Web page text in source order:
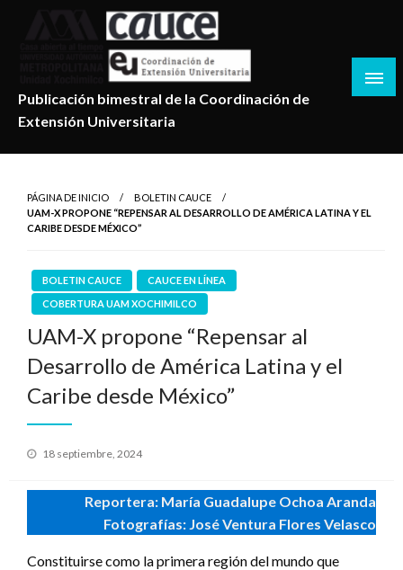
Publicación bimestral de la Coordinación de
Extensión Universitaria
PÁGINA DE INICIO
BOLETIN CAUCE
UAM-X PROPONE “REPENSAR AL DESARROLLO DE AMÉRICA LATINA Y EL
CARIBE DESDE MÉXICO”
BOLETIN CAUCE
CAUCE EN LÍNEA
COBERTURA UAM XOCHIMILCO
UAM-X propone “Repensar al
Desarrollo de América Latina y el
Caribe desde México”
Publicado
18 septiembre, 2024
Reportera: María Guadalupe Ochoa Aranda
Fotografías: José Ventura Flores Velasco
Constituirse como la primera región del mundo que